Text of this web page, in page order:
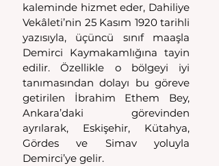
kaleminde hizmet eder, Dahiliye
Vekâleti’nin 25 Kasım 1920 tarihli
yazısıyla, üçüncü sınıf maaşla
Demirci Kaymakamlığına tayin
edilir. Özellikle o bölgeyi iyi
tanımasından dolayı bu göreve
getirilen İbrahim Ethem Bey,
Ankara’daki görevinden
ayrılarak, Eskişehir, Kütahya,
Gördes ve Simav yoluyla
Demirci’ye gelir.